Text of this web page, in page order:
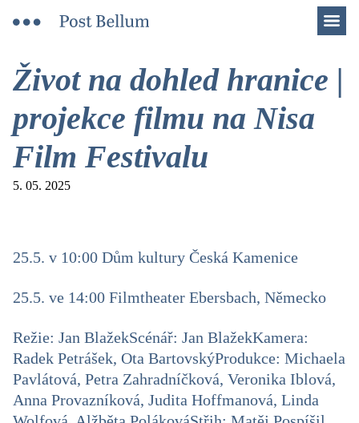
Život na dohled hranice |
projekce filmu na Nisa
Film Festivalu
5. 05. 2025
25.5. v 10:00 Dům kultury Česká Kamenice
25.5. ve 14:00 Filmtheater Ebersbach, Německo
Režie: Jan BlažekScénář: Jan BlažekKamera:
Radek Petrášek, Ota BartovskýProdukce: Michaela
Pavlátová, Petra Zahradníčková, Veronika Iblová,
Anna Provazníková, Judita Hoffmanová, Linda